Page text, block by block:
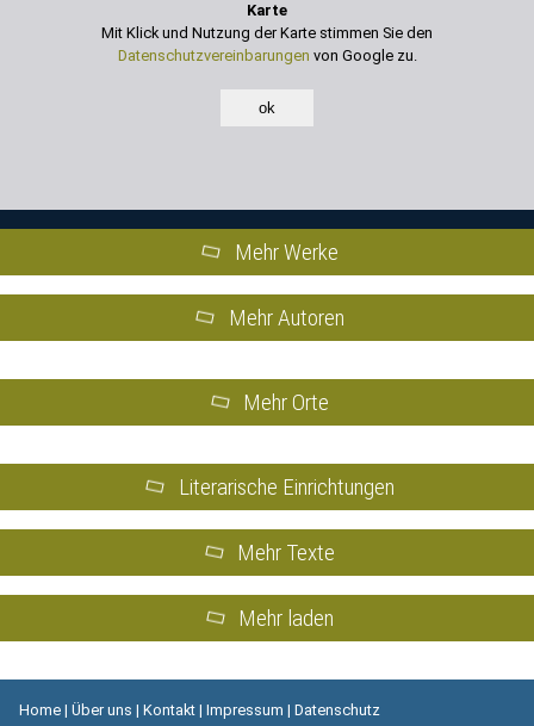
Karte
Mit Klick und Nutzung der Karte stimmen Sie den
Datenschutzvereinbarungen von Google zu.
ok
Mehr Werke
Mehr Autoren
Mehr Orte
Literarische Einrichtungen
Mehr Texte
Mehr laden
Home | Über uns | Kontakt | Impressum | Datenschutz